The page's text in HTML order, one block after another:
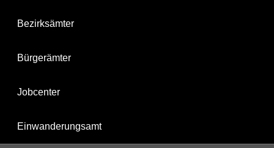
Bezirksämter
Bürgerämter
Jobcenter
Einwanderungsamt